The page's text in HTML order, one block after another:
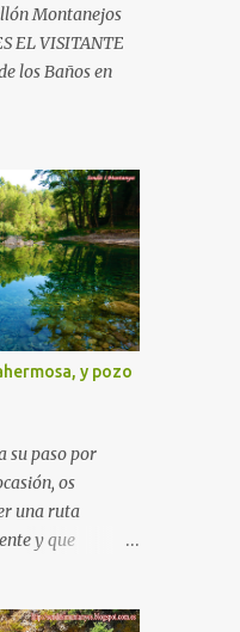
Montanejos
EL VISITANTE
los Baños en
y pozo
su paso por
os
una ruta
y que
de más calor,